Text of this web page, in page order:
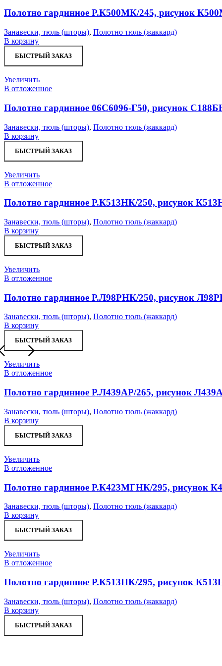
Полотно гардинное Р.К500МК/245, рисунок
Занавески, тюль (шторы), Полотно тюль (жаккард)
В корзину
БЫСТРЫЙ ЗАКАЗ
Увеличить
В отложенное
Полотно гардинное 06С6096-Г50, рисунок
Занавески, тюль (шторы), Полотно тюль (жаккард)
В корзину
БЫСТРЫЙ ЗАКАЗ
Увеличить
В отложенное
Полотно гардинное Р.К513НК/250, рисунок
Занавески, тюль (шторы), Полотно тюль (жаккард)
В корзину
БЫСТРЫЙ ЗАКАЗ
Увеличить
В отложенное
Полотно гардинное Р.Л98РНК/250, рисунок
Занавески, тюль (шторы), Полотно тюль (жаккард)
В корзину
БЫСТРЫЙ ЗАКАЗ
Увеличить
В отложенное
Полотно гардинное Р.Л439АР/265, рисунок
Занавески, тюль (шторы), Полотно тюль (жаккард)
В корзину
БЫСТРЫЙ ЗАКАЗ
Увеличить
В отложенное
Полотно гардинное Р.К423МГНК/295, рисунок
Занавески, тюль (шторы), Полотно тюль (жаккард)
В корзину
БЫСТРЫЙ ЗАКАЗ
Увеличить
В отложенное
Полотно гардинное Р.К513НК/295, рисунок
Занавески, тюль (шторы), Полотно тюль (жаккард)
В корзину
БЫСТРЫЙ ЗАКАЗ